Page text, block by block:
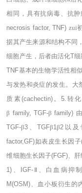
相同，具有抗病毒、抗
necrosis factor, TNF) zui
据其产生来源和结构不同
细胞产生，后者由活化T细
TNF基本的生物学活性相
与发热和炎症的发生。大
质素 (cachectin)。 5. 转
β family, TGF-β family)
TGF-β3 、TGFβ1β2 以及
factor,GF)如表皮生长因子
维细胞生长因子(FGF)、
1) 、 IGF- Ⅱ、白血病抑
M(OSM)、血小板衍生的